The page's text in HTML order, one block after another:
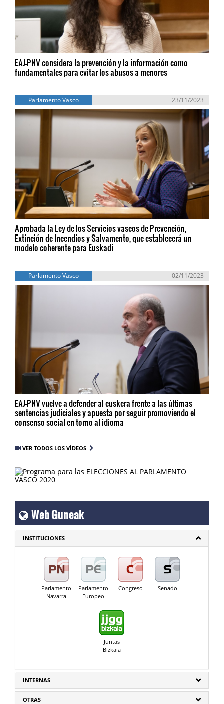
EAJ-PNV considera la prevención y la información como
fundamentales para evitar los abusos a menores
Parlamento Vasco 23/11/2023
Aprobada la Ley de los Servicios vascos de Prevención,
Extinción de Incendios y Salvamento, que establecerá un
modelo coherente para Euskadi
Parlamento Vasco 02/11/2023
EAJ-PNV vuelve a defender al euskera frente a las últimas
sentencias judiciales y apuesta por seguir promoviendo el
consenso social en torno al idioma
VER TODOS LOS VÍDEOS
Web Guneak
INSTITUCIONES
Parlamento
Navarra
Parlamento
Europeo
Congreso Senado
Juntas
Bizkaia
INTERNAS
OTRAS